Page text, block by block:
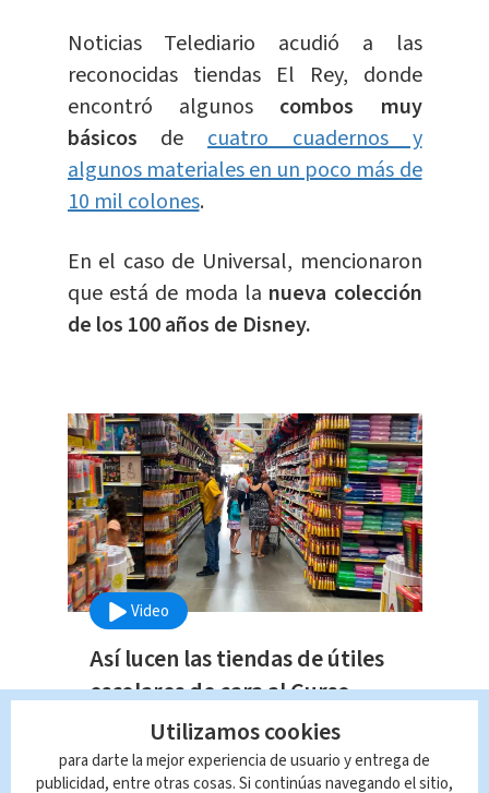
Noticias Telediario acudió a las
reconocidas tiendas El Rey, donde
encontró algunoscombos muy
básicos de cuatro cuadernos y
algunos materiales en un poco más de
10 mil colones.
En el caso de Universal, mencionaron
que está de moda la nueva colección
de los 100 años de Disney.
Video
Así lucen las tiendas de útiles
escolares de cara al Curso
Lectivo
Nacional
Utilizamos cookies
para darte la mejor experiencia de usuario y entrega de
publicidad, entre otras cosas. Si continúas navegando el sitio,